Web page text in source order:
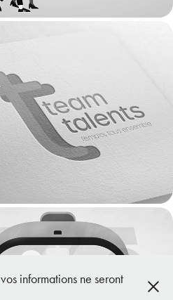
Talents - Logotype &
site internet
2021
- Motion design
informations ne seront